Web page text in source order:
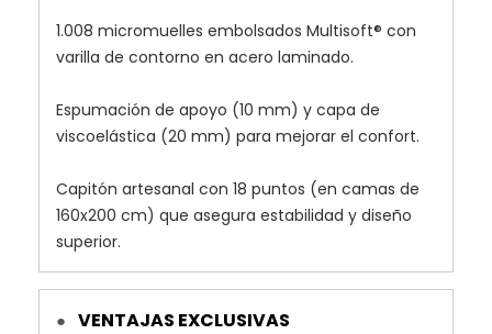
1.008 micromuelles embolsados Multisoft® con
varilla de contorno en acero laminado.
Espumación de apoyo (10 mm) y capa de
viscoelástica (20 mm) para mejorar el confort.
Capitón artesanal con 18 puntos (en camas de
160x200 cm) que asegura estabilidad y diseño
superior.
● VENTAJAS EXCLUSIVAS